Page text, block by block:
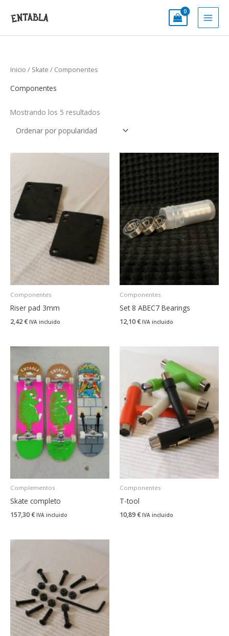
Inicio / Skate / Componentes
Componentes
Mostrando los 5 resultados
Componentes
Riser pad 3mm
2,42€ IVA incluido
Componentes
Set 8 ABEC7 Bearings
12,10€ IVA incluido
Complementos
Skate completo
157,30€ IVA incluido
Componentes
T-tool
10,89€ IVA incluido